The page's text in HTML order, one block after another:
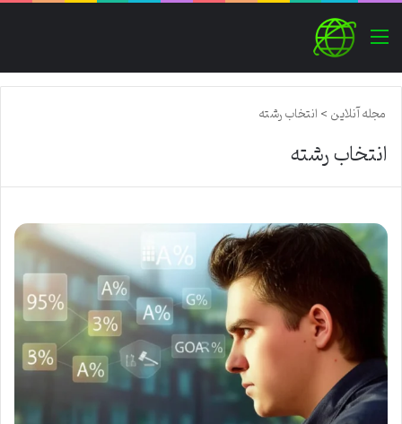
منو
مجله آنلاین>انتخاب رشته
انتخاب رشته